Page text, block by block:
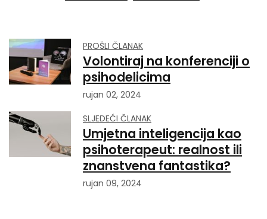
PROŠLI ČLANAK
Volontiraj na konferenciji o
psihodelicima
rujan 02, 2024
SLJEDEĆI ČLANAK
Umjetna inteligencija kao
psihoterapeut: realnost ili
znanstvena fantastika?
rujan 09, 2024